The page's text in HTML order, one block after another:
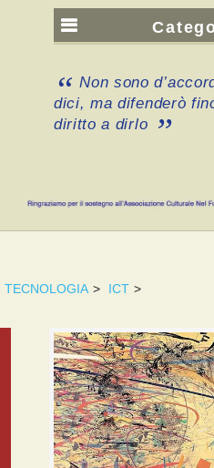
Non sono
dici, ma difenderò
diritto a dirlo
TECNOLOGIA > ICT >